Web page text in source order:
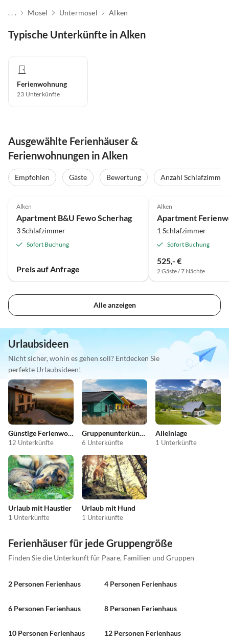
. . . Mosel Untermosel Alken
Typische Unterkünfte in Alken
Ferienwohnung
23 Unterkünfte
Ausgewählte Ferienhäuser &
Ferienwohnungen in Alken
Empfohlen Gäste Bewertung Anzahl Schlafzimmer
Alken
Apartment B&U Fewo Scherhag
3 Schlafzimmer
Sofort Buchung
Preis auf Anfrage
Alken
Apartment
1 Schlafzimmer
Sofort Buchung
525,- €
2 Gäste / 7 Nächte
Alle anzeigen
Urlaubsideen
Nicht sicher, wohin es gehen soll? Entdecken Sie
perfekte Urlaubsideen!
Günstige Ferienwohnungen
12 Unterkünfte
Gruppenunterkünfte
6 Unterkünfte
Alleinlage
1 Unterkünfte
Urlaub mit Haustier
1 Unterkünfte
Urlaub mit Hund
1 Unterkünfte
Ferienhäuser für jede Gruppengröße
Finden Sie die Unterkunft für Paare, Familien und Gruppen
2 Personen Ferienhaus 4 Personen Ferienhaus
6 Personen Ferienhaus 8 Personen Ferienhaus
10 Personen Ferienhaus 12 Personen Ferienhaus